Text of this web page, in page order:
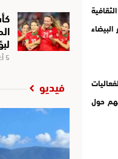
حول
5 أغسطس 2026
فيديو